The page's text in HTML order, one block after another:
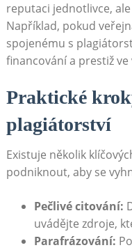
reputaci jednotlivce,
Například, pokud
spojenému s
financování a prestiž
Praktické
plagiátorství
Existuje několik
podniknout, aby se
Pečlivé citování:
uvádějte zdroje,
Parafrázování: